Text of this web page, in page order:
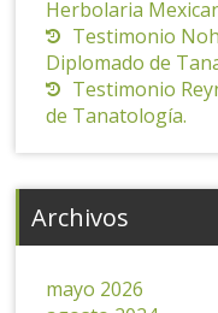
Herbolaria
Testimonio
Diplomado de
Testimonio
de Tanatología.
Archivos
mayo 2026